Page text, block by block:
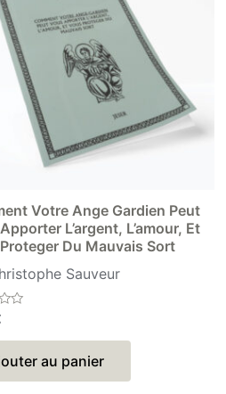
Votre Ange Gardien Peut
L’argent, L’amour, Et
Du Mauvais Sort
Sauveur
au panier